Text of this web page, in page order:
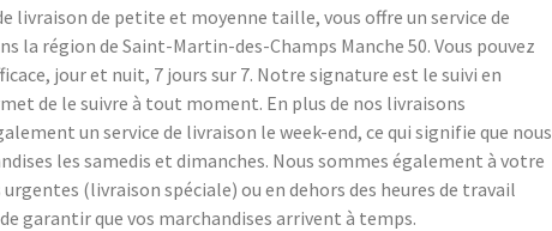
de livraison de petite et moyenne taille, vous offre un service de
la région de Saint-Martin-des-Champs Manche 50. Vous pouvez
jour et nuit, 7 jours sur 7. Notre signature est le suivi en
de le suivre à tout moment. En plus de nos livraisons
un service de livraison le week-end, ce qui signifie que nous
les samedis et dimanches. Nous sommes également à votre
(livraison spéciale) ou en dehors des heures de travail
garantir que vos marchandises arrivent à temps.